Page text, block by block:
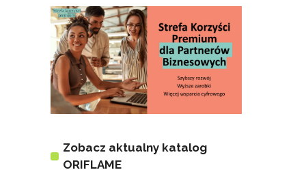
Zobacz aktualny katalog
ORIFLAME